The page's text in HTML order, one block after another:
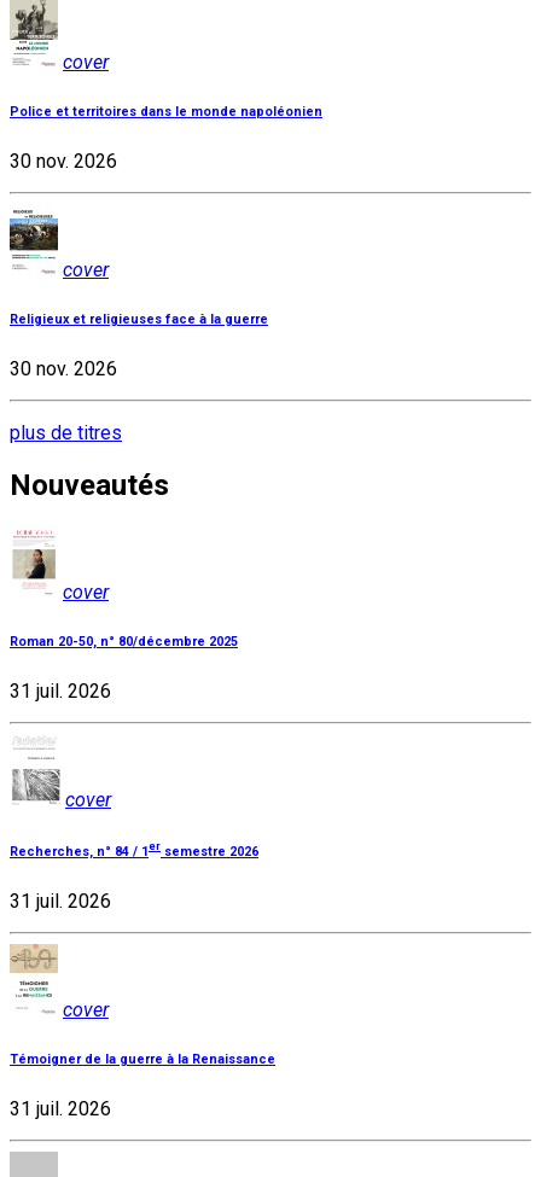
cover
Police et territoires dans le monde napoléonien
30 nov. 2026
cover
Religieux et religieuses face à la guerre
30 nov. 2026
plus de titres
Nouveautés
cover
Roman 20-50, n° 80/décembre 2025
31 juil. 2026
cover
Recherches, n° 84 / 1 er semestre 2026
31 juil. 2026
cover
Témoigner de la guerre à la Renaissance
31 juil. 2026